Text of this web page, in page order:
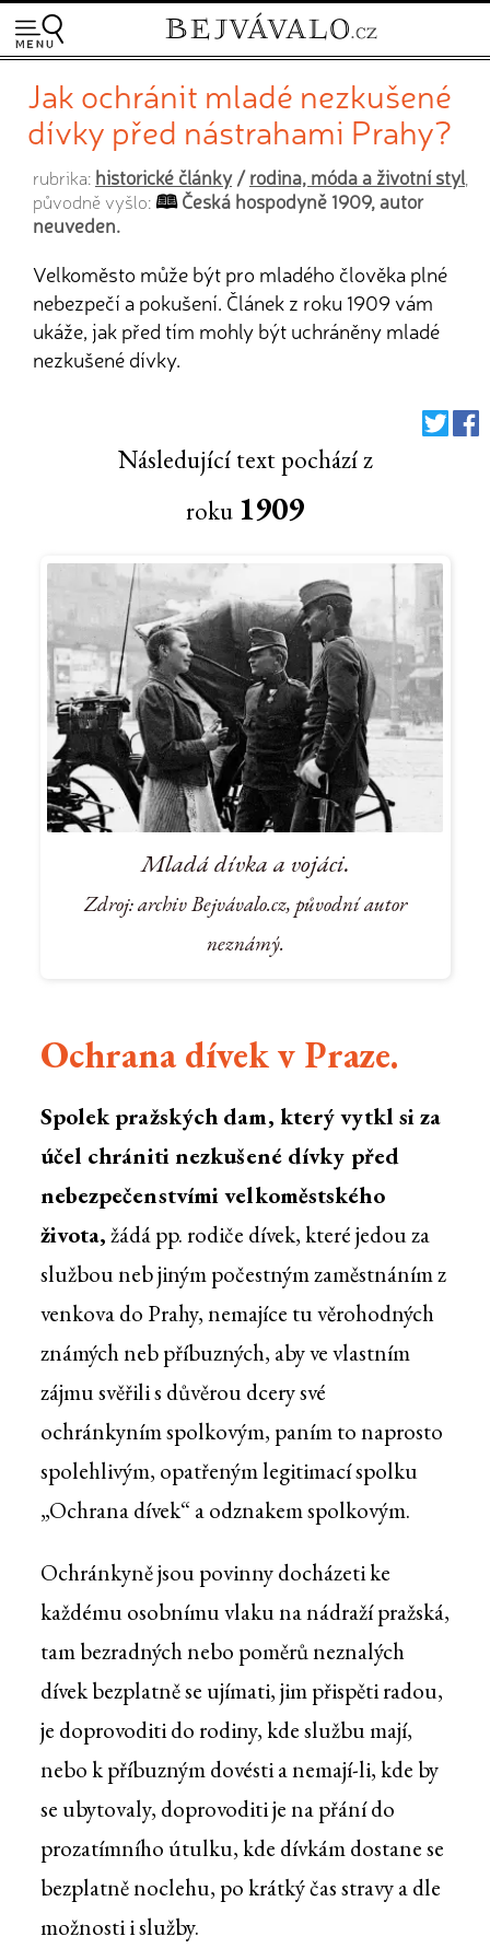
Jak ochránit mladé nezkušené
dívky před nástrahami Prahy?
rubrika: historické články/rodina, móda a životní styl
původně vyšlo:
Česká hospodyně 1909, autor
neuveden.
Velkoměsto může být pro mladého člověka plné
nebezpečí a pokušení. Článek z roku 1909 vám
ukáže, jak před tím mohly být uchráněny mladé
nezkušené dívky.
Následující text pochází z
roku 1909
Mladá dívka a vojáci.
Zdroj: archiv Bejvávalo.cz, původní autor
neznámý.
Ochrana dívek v Praze.
Spolek pražských dam, který vytkl si za
účel chrániti nezkušené dívky před
nebezpečenstvími velkoměstského
života,žádá pp. rodiče dívek, které jedou za
službou neb jiným počestným zaměstnáním z
venkova do Prahy, nemajíce tu věrohodných
známých neb příbuzných, aby ve vlastním
zájmu svěřili s důvěrou dcery své
ochránkyním spolkovým, paním to naprosto
spolehlivým, opatřeným legitimací spolku
„Ochrana dívek“ a odznakem spolkovým.
Ochránkyně jsou povinny docházeti ke
každému osobnímu vlaku na nádraží pražská,
tam bezradných nebo poměrů neznalých
dívek bezplatně se ujímati, jim přispěti radou,
je doprovoditi do rodiny, kde službu mají,
nebo k příbuzným dovésti a nemají-li, kde by
se ubytovaly, doprovoditi je na přání do
prozatímního útulku, kde dívkám dostane se
bezplatně noclehu, po krátký čas stravy a dle
možnosti i služby.